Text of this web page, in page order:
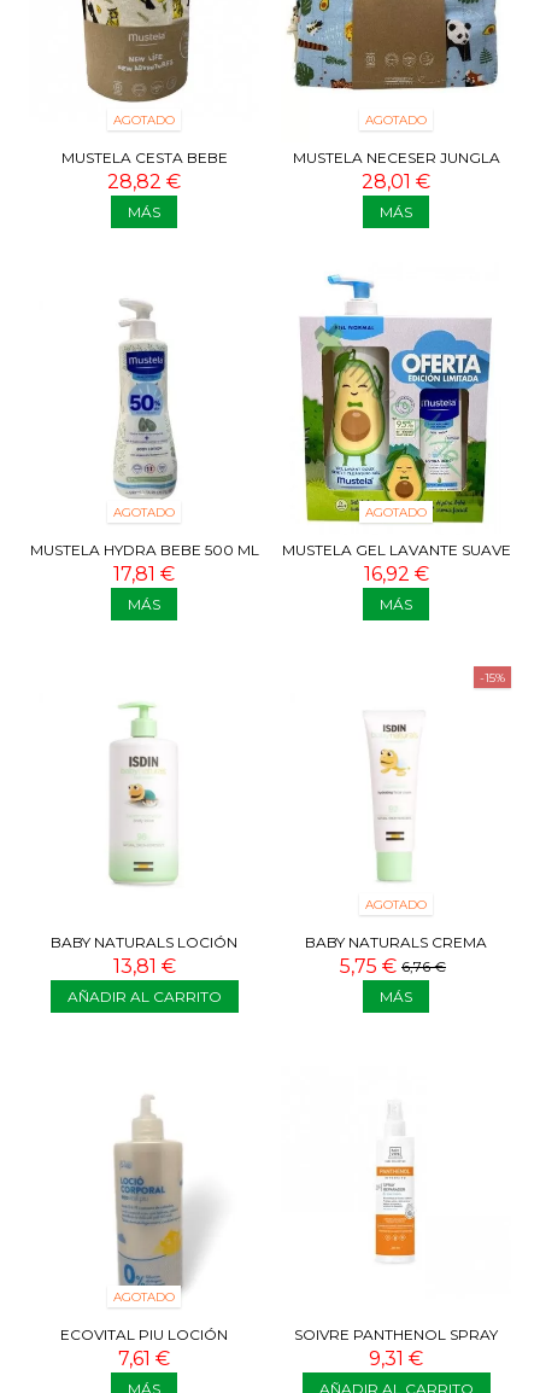
AGOTADO
MUSTELA CESTA BEBE
28,82 €
MÁS
AGOTADO
MUSTELA NECESER JUNGLA
28,01 €
MÁS
AGOTADO
MUSTELA HYDRA BEBE 500 ML
+ GEL DE BAÑO 500 ML 50%
DTO
17,81 €
MÁS
AGOTADO
MUSTELA GEL LAVANTE SUAVE
500 ML + HYDRA BEBE CREMA
DE...
16,92 €
MÁS
BABY NATURALS LOCIÓN
CORPORAL 400 ML
13,81 €
AÑADIR AL CARRITO
-15%
AGOTADO
BABY NATURALS CREMA
FACIAL 50 ML
5,75 € 6,76 €
MÁS
AGOTADO
ECOVITAL PIU LOCIÓN
CORPORAL 400 ML
7,61 €
MÁS
SOIVRE PANTHENOL SPRAY
REPARADOR 6% PANTHENOL
250 ML
9,31 €
AÑADIR AL CARRITO